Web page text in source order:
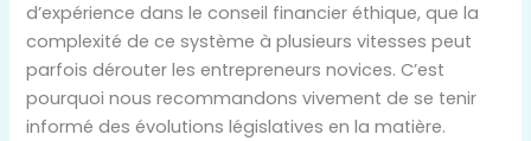
d’expérience dans le conseil financier éthique, que la
complexité de ce système à plusieurs vitesses peut
parfois dérouter les entrepreneurs novices. C’est
pourquoi nous recommandons vivement de se tenir
informé des évolutions législatives en la matière.